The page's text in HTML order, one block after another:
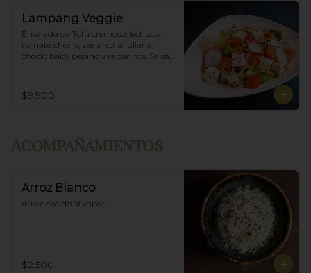
Lampang Veggie
Ensalada de Tofu cremoso, lechuga,
tomate cherry, zanahoria juliana,
choclo baby pepino y rabanitos. Salsa
$9.900
Arroz Blanco
Arroz cocido al vapor
$2.500